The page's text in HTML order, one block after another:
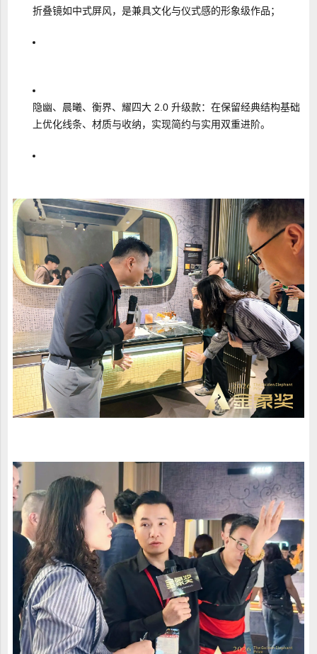
折叠镜如中式屏风，是兼具文化与仪式感的形象级作品；
隐幽、晨曦、衡界、耀四大 2.0 升级款：在保留经典结构基础
上优化线条、材质与收纳，实现简约与实用双重进阶。